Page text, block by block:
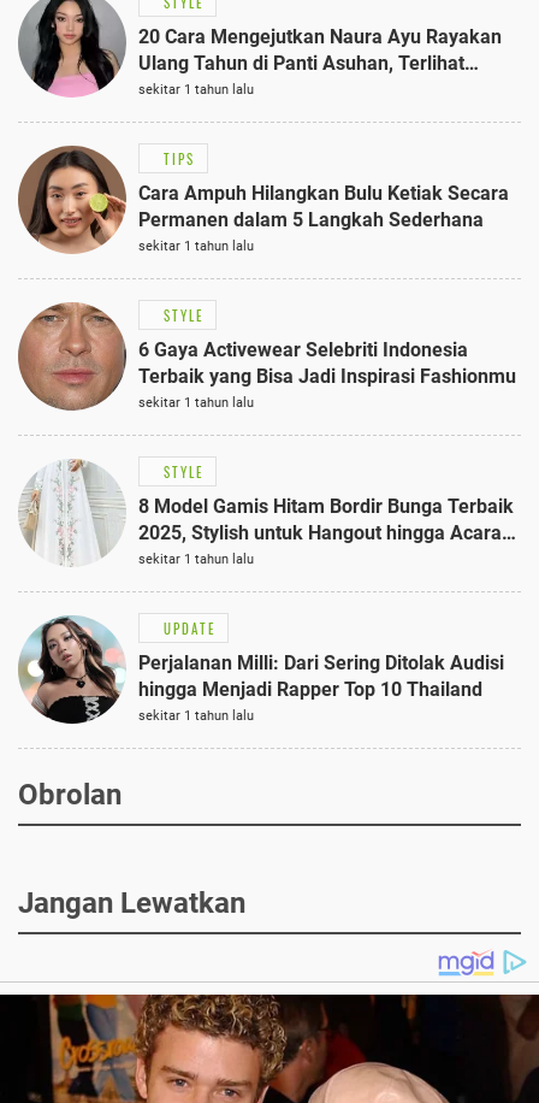
20 Cara Mengejutkan Naura Ayu Rayakan
Ulang Tahun di Panti Asuhan, Terlihat
Anggun dengan Kaftan Cokelat
sekitar 1 tahun lalu
TIPS
Cara Ampuh Hilangkan Bulu Ketiak Secara
Permanen dalam 5 Langkah Sederhana
sekitar 1 tahun lalu
STYLE
6 Gaya Activewear Selebriti Indonesia
Terbaik yang Bisa Jadi Inspirasi Fashionmu
sekitar 1 tahun lalu
STYLE
8 Model Gamis Hitam Bordir Bunga Terbaik
2025, Stylish untuk Hangout hingga Acara
Semi-Formal
sekitar 1 tahun lalu
UPDATE
Perjalanan Milli: Dari Sering Ditolak Audisi
hingga Menjadi Rapper Top 10 Thailand
sekitar 1 tahun lalu
Obrolan
Jangan Lewatkan